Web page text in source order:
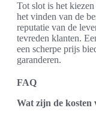
Tot slot is het
het vinden van de
reputatie van de
tevreden klanten.
een scherpe prijs
garanderen.
FAQ
Wat zijn de kosten